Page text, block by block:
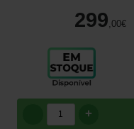
299,00€
+